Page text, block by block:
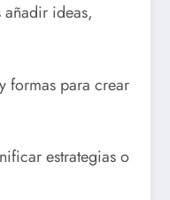
ideas,
formas para crear
estrategias o